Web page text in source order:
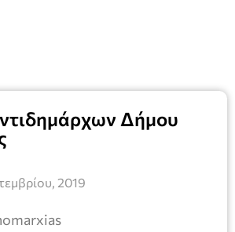
Δήμου
2019